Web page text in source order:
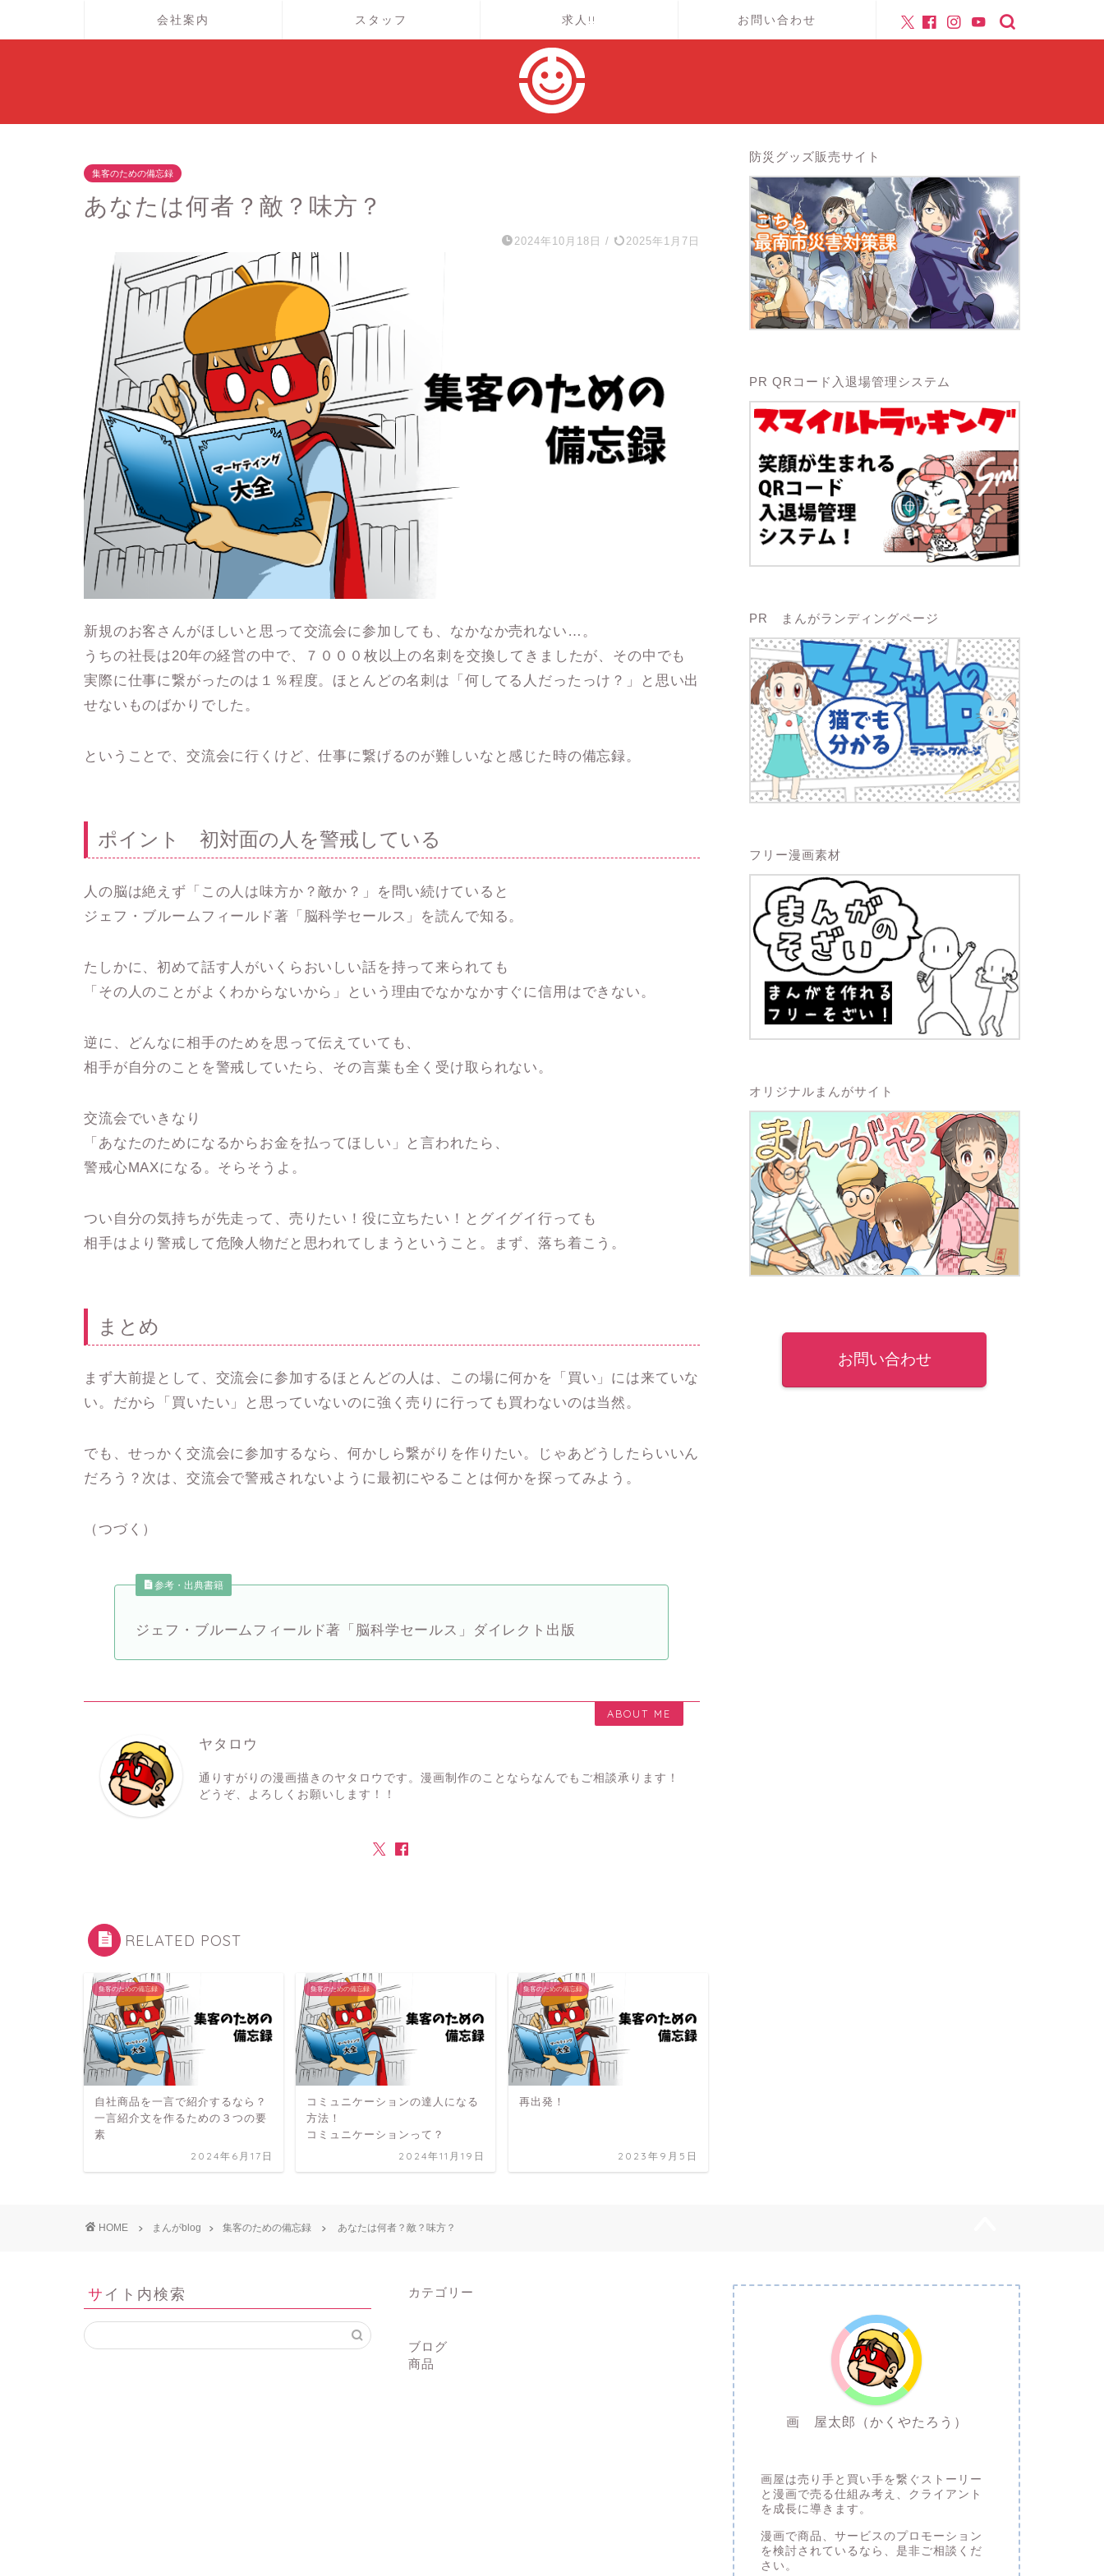
会社案内 スタッフ 求人!! お問い合わせ
集客のための備忘録
あなたは何者？敵？味方？
2024年10月18日 / 2025年1月7日
新規のお客さんがほしいと思って交流会に参加しても、なかなか売れない…。
うちの社長は20年の経営の中で、７０００枚以上の名刺を交換してきましたが、その中でも
実際に仕事に繋がったのは１％程度。ほとんどの名刺は「何してる人だったっけ？」と思い出
せないものばかりでした。
ということで、交流会に行くけど、仕事に繋げるのが難しいなと感じた時の備忘録。
ポイント 初対面の人を警戒している
人の脳は絶えず「この人は味方か？敵か？」を問い続けていると
ジェフ・ブルームフィールド著「脳科学セールス」を読んで知る。
たしかに、初めて話す人がいくらおいしい話を持って来られても
「その人のことがよくわからないから」という理由でなかなかすぐに信用はできない。
逆に、どんなに相手のためを思って伝えていても、
相手が自分のことを警戒していたら、その言葉も全く受け取られない。
交流会でいきなり
「あなたのためになるからお金を払ってほしい」と言われたら、
警戒心MAXになる。そらそうよ。
つい自分の気持ちが先走って、売りたい！役に立ちたい！とグイグイ行っても
相手はより警戒して危険人物だと思われてしまうということ。まず、落ち着こう。
まとめ
まず大前提として、交流会に参加するほとんどの人は、この場に何かを「買い」には来ていな
い。だから「買いたい」と思っていないのに強く売りに行っても買わないのは当然。
でも、せっかく交流会に参加するなら、何かしら繋がりを作りたい。じゃあどうしたらいいん
だろう？次は、交流会で警戒されないように最初にやることは何かを探ってみよう。
（つづく）
参考・出典書籍
ジェフ・ブルームフィールド著「脳科学セールス」ダイレクト出版
ABOUT ME
ヤタロウ
通りすがりの漫画描きのヤタロウです。漫画制作のことならなんでもご相談承ります！
どうぞ、よろしくお願いします！！
RELATED POST
集客のための備忘録
自社商品を一言で紹介するなら？
一言紹介文を作るための３つの要
素
2024年6月17日
集客のための備忘録
コミュニケーションの達人になる
方法！
コミュニケーションって？
2024年11月19日
集客のための備忘録
再出発！
2023年9月5日
防災グッズ販売サイト
PR QRコード入退場管理システム
PR まんがランディングページ
フリー漫画素材
オリジナルまんがサイト
お問い合わせ
HOME まんがblog 集客のための備忘録 あなたは何者？敵？味方？
サイト内検索 カテゴリー
ブログ
商品
画 屋太郎（かくやたろう）
画屋は売り手と買い手を繋ぐストーリー
と漫画で売る仕組み考え、クライアント
を成長に導きます。
漫画で商品、サービスのプロモーション
を検討されているなら、是非ご相談くだ
さい。